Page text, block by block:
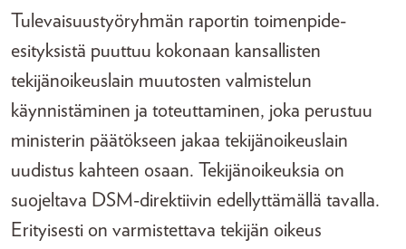
Tulevaisuustyöryhmän raportin toimenpide-
esityksistä puuttuu kokonaan kansallisten
tekijänoikeuslain muutosten valmistelun
käynnistäminen ja toteuttaminen, joka perustuu
ministerin päätökseen jakaa tekijänoikeuslain
uudistus kahteen osaan. Tekijänoikeuksia on
suojeltava DSM-direktiivin edellyttämällä tavalla.
Erityisesti on varmistettava tekijän oikeus